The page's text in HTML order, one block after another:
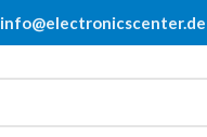
info@electronicscenter.de